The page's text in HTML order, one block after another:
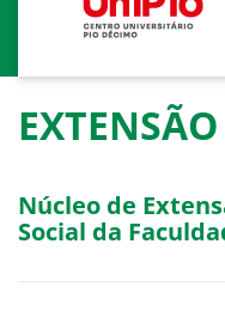
EXTENSÃO
Núcleo de
Social da